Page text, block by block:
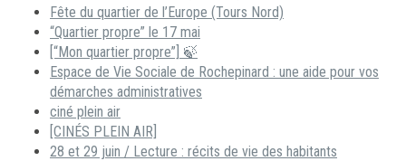
Fête du quartier de l’Europe (Tours Nord)
“Quartier propre” le 17 mai
[“Mon quartier propre”] 🍃
Espace de Vie Sociale de Rochepinard : une aide pour vos
démarches administratives
ciné plein air
[CINÉS PLEIN AIR]
28 et 29 juin / Lecture : récits de vie des habitants